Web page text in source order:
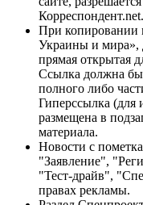
Корреспондент.net.
При копировании
Украины и мира»,
прямая открытая
Ссылка должна
полного либо
Гиперссылка (для
размещена в
материала.
Новости с
"Заявление",
"Тест-драйв",
правах рекламы.